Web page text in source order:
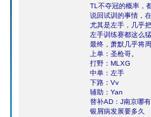
TL不夺冠的概率，
说回试训的事情，
尤其是左手，几乎
左手训练赛都这么
最终，萧默几乎将
上单：圣枪哥。
打野：MLXG
中单：左手
下路：Vv
辅助：Yan
替补AD：J南京哪
银屑病发展要多久